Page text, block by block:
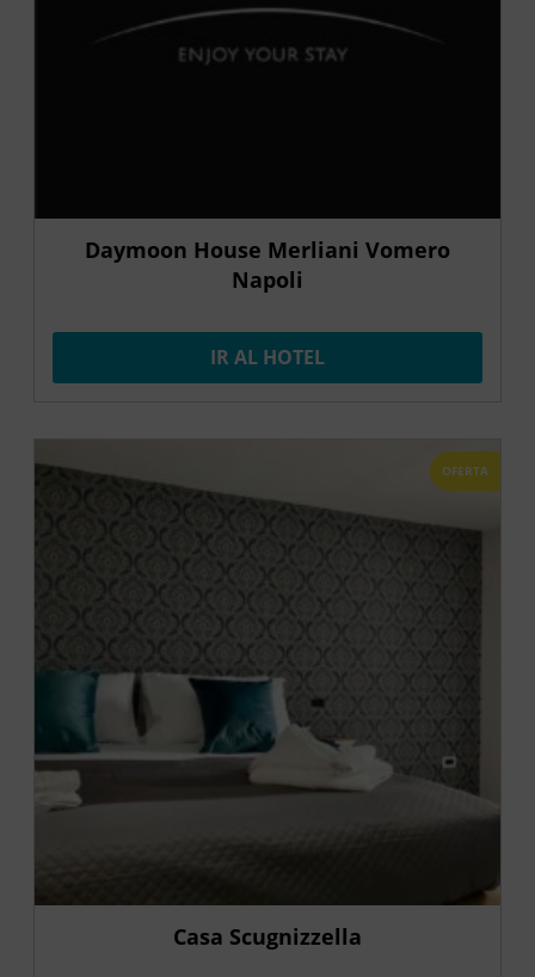
Daymoon House Merliani Vomero
Napoli
IR AL HOTEL
OFERTA
Casa Scugnizzella